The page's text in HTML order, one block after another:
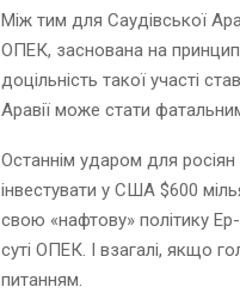
Між тим для Саудівської
ОПЕК, заснована на
доцільність такої участі
Аравії може стати
Останнім ударом для
інвестувати у США $600
свою «нафтову» політику
суті ОПЕК. І взагалі, якщо
питанням.